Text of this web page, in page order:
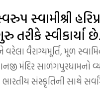
સ્વામીશ્રી
તરીકે સ્વીકાર્યા
વૈરાગ્યમૂર્તિ, મૂળ
મંદિર સાળંગપુરધામનો
સંસ્કૃતિની સાથે